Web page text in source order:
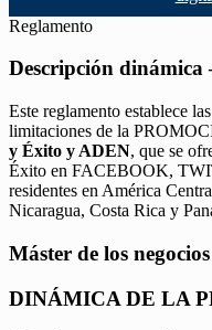
Reglamento
Descripción dinámica
Este reglamento establece
limitaciones de la
y Éxito y ADEN, que se
Éxito en FACEBOOK,
residentes en América
Nicaragua, Costa Rica y
Máster de los
DINÁMICA DE LA